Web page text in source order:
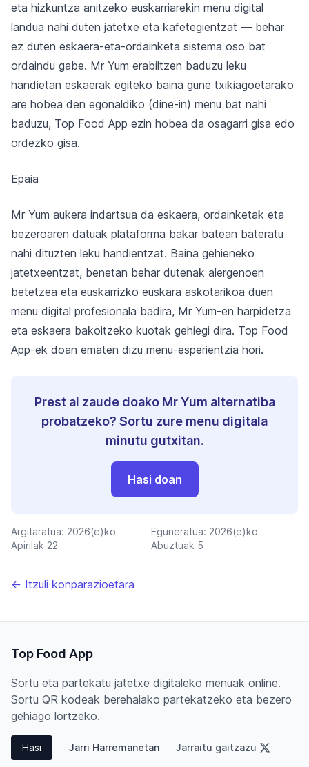
eta hizkuntza anitzeko euskarriarekin menu digital
landua nahi duten jatetxe eta kafetegientzat — behar
ez duten eskaera-eta-ordainketa sistema oso bat
ordaindu gabe. Mr Yum erabiltzen baduzu leku
handietan eskaerak egiteko baina gune txikiagoetarako
are hobea den egonaldiko (dine-in) menu bat nahi
baduzu, Top Food App ezin hobea da osagarri gisa edo
ordezko gisa.
Epaia
Mr Yum aukera indartsua da eskaera, ordainketak eta
bezeroaren datuak plataforma bakar batean bateratu
nahi dituzten leku handientzat. Baina gehieneko
jatetxeentzat, benetan behar dutenak alergenoen
betetzea eta euskarrizko euskara askotarikoa duen
menu digital profesionala badira, Mr Yum-en harpidetza
eta eskaera bakoitzeko kuotak gehiegi dira. Top Food
App-ek doan ematen dizu menu-esperientzia hori.
Prest al zaude doako Mr Yum alternatiba
probatzeko? Sortu zure menu digitala
minutu gutxitan.
Hasi doan
Argitaratua: 2026(e)ko
Apirilak 22
Eguneratua: 2026(e)ko
Abuztuak 5
← Itzuli konparazioetara
Top Food App
Sortu eta partekatu jatetxe digitaleko menuak online.
Sortu QR kodeak berehalako partekatzeko eta bezero
gehiago lortzeko.
Hasi Jarri Harremanetan Jarraitu gaitzazu